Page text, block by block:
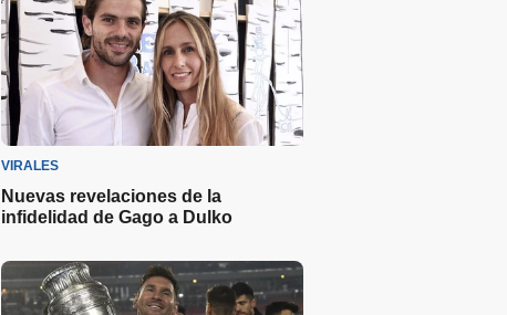
VIRALES
Nuevas revelaciones de la
infidelidad de Gago a Dulko